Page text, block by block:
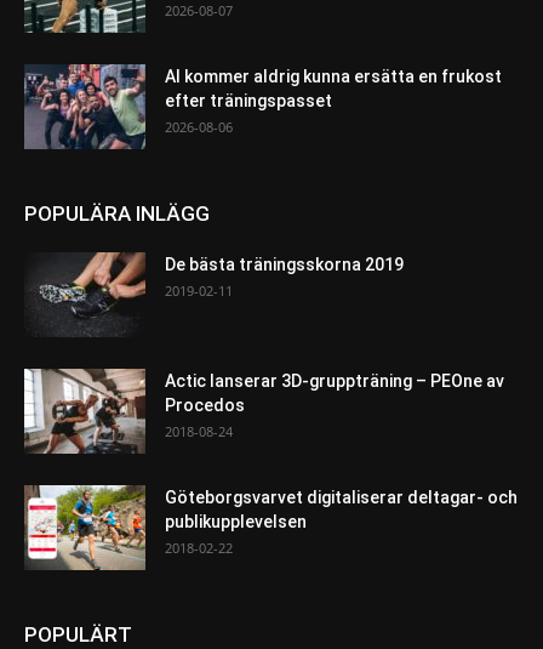
2026-08-07
AI kommer aldrig kunna ersätta en frukost
efter träningspasset
2026-08-06
POPULÄRA INLÄGG
De bästa träningsskorna 2019
2019-02-11
Actic lanserar 3D-gruppträning – PEOne av
Procedos
2018-08-24
Göteborgsvarvet digitaliserar deltagar- och
publikupplevelsen
2018-02-22
POPULÄRT